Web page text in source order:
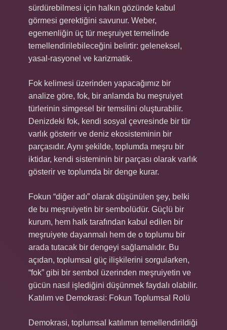
sürdürebilmesi için halkın gözünde kabul
görmesi gerektiğini savunur. Weber,
egemenliğin üç tür meşruiyet temelinde
temellendirilebileceğini belirtir: geleneksel,
yasal-rasyonel ve karizmatik.
Fok kelimesi üzerinden yapacağımız bir
analize göre, fok, bir anlamda bu meşruiyet
türlerinin simgesel bir temsilini oluşturabilir.
Denizdeki fok, kendi sosyal çevresinde bir tür
varlık gösterir ve deniz ekosisteminin bir
parçasıdır. Aynı şekilde, toplumda meşru bir
iktidar, kendi sisteminin bir parçası olarak varlık
gösterir ve toplumda bir denge kurar.
Fokun “diğer adı” olarak düşünülen şey, belki
de bu meşruiyetin bir sembolüdür. Güçlü bir
kurum, hem halk tarafından kabul edilen bir
meşruiyete dayanmalı hem de o toplumu bir
arada tutacak bir dengeyi sağlamalıdır. Bu
açıdan, toplumsal güç ilişkilerini sorgularken,
“fok” gibi bir sembol üzerinden meşruiyetin ve
gücün nasıl işlediğini düşünmek faydalı olabilir.
Katılım ve Demokrasi: Fokun Toplumsal Rolü
Demokrasi, toplumsal katılımın temellendirildiği